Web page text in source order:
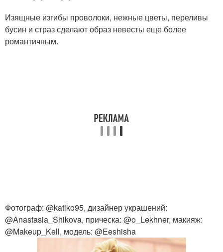
Изящные изгибы проволоки, нежные цветы, переливы
бусин и страз сделают образ невесты еще более
романтичным.
Фотограф: @katiko95, дизайнер украшений:
@Anastasia_Shikova, прическа: @o_Lekhner, макияж:
@Makeup_Kell, модель: @Eeshisha